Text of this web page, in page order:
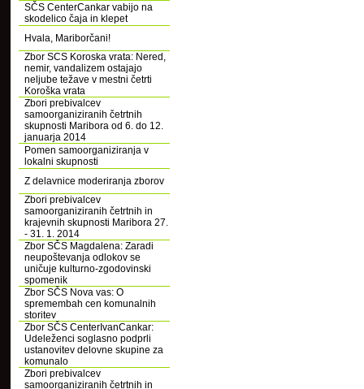
SČS CenterCankar vabijo na
skodelico čaja in klepet
Hvala, Mariborčani!
Zbor SCS Koroska vrata: Nered,
nemir, vandalizem ostajajo
neljube težave v mestni četrti
Koroška vrata
Zbori prebivalcev
samoorganiziranih četrtnih
skupnosti Maribora od 6. do 12.
januarja 2014
Pomen samoorganiziranja v
lokalni skupnosti
Z delavnice moderiranja zborov
Zbori prebivalcev
samoorganiziranih četrtnih in
krajevnih skupnosti Maribora 27.
- 31. 1. 2014
Zbor SČS Magdalena: Zaradi
neupoštevanja odlokov se
uničuje kulturno-zgodovinski
spomenik
Zbor SČS Nova vas: O
spremembah cen komunalnih
storitev
Zbor SČS CenterIvanCankar:
Udeleženci soglasno podprli
ustanovitev delovne skupine za
komunalo
Zbori prebivalcev
samoorganiziranih četrtnih in